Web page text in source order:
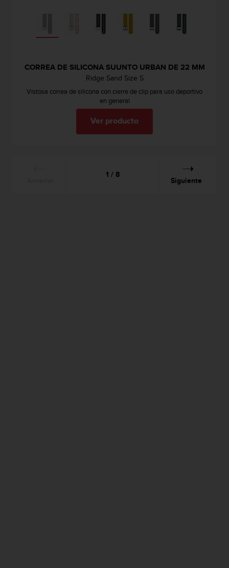
CORREA DE SILICONA SUUNTO URBAN DE 22 MM
Ridge Sand Size S
Vistosa correa de silicona con cierre de clip para uso deportivo
en general
Ver producto
1 / 8
Siguiente